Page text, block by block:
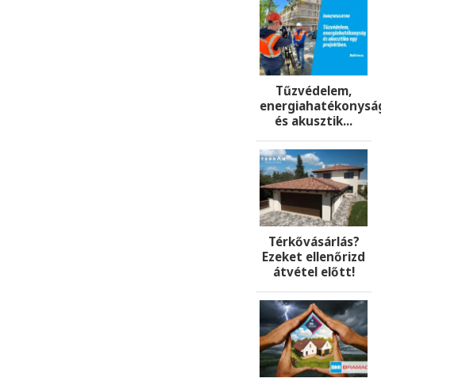
Tűzvédelem,
energiahatékonyság
és akusztik...
Térkővásárlás?
Ezeket ellenőrizd
átvétel előtt!